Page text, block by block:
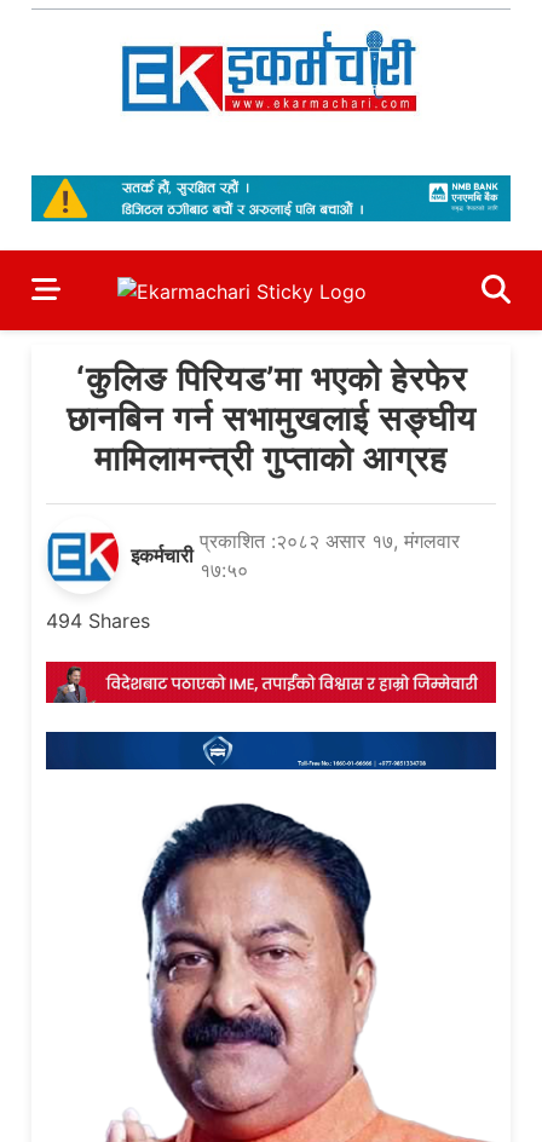
Skip
‘कुलिङ पिरियड’मा भएको हेरफेर
छानबिन गर्न सभामुखलाई सङ्घीय
मामिलामन्त्री गुप्ताको आग्रह
इकर्मचारी
प्रकाशित :२०८२ असार १७, मंगलवार
१७:५०
494 Shares